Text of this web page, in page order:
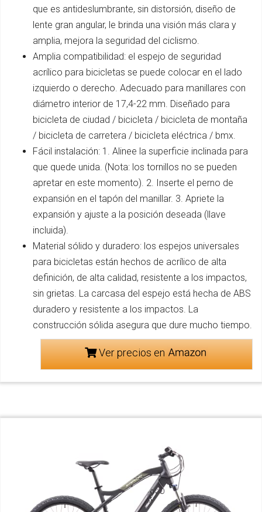
que es antideslumbrante, sin distorsión, diseño de
lente gran angular, le brinda una visión más clara y
amplia, mejora la seguridad del ciclismo.
Amplia compatibilidad: el espejo de seguridad
acrílico para bicicletas se puede colocar en el lado
izquierdo o derecho. Adecuado para manillares con
diámetro interior de 17,4-22 mm. Diseñado para
bicicleta de ciudad / bicicleta / bicicleta de montaña
/ bicicleta de carretera / bicicleta eléctrica / bmx.
Fácil instalación: 1. Alinee la superficie inclinada para
que quede unida. (Nota: los tornillos no se pueden
apretar en este momento). 2. Inserte el perno de
expansión en el tapón del manillar. 3. Apriete la
expansión y ajuste a la posición deseada (llave
incluida).
Material sólido y duradero: los espejos universales
para bicicletas están hechos de acrílico de alta
definición, de alta calidad, resistente a los impactos,
sin grietas. La carcasa del espejo está hecha de ABS
duradero y resistente a los impactos. La
construcción sólida asegura que dure mucho tiempo.
Ver precios en